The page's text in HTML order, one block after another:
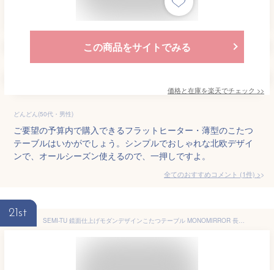
この商品をサイトでみる
価格と在庫を楽天でチェック >>
どんどん(50代・男性)
ご要望の予算内で購入できるフラットヒーター・薄型のこたつ
テーブルはいかがでしょう。シンプルでおしゃれな北欧デザイ
ンで、オールシーズン使えるので、一押しですよ。
全てのおすすめコメント (1件) >
21st
SEMI-TU 鏡面仕上げモダンデザインこたつテーブル MONOMIRROR 長方形(60×105cm)